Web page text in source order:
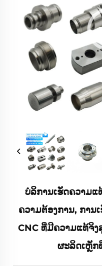
ບໍລິການເຮັດຄວາມແ
ຄວາມຕ້ອງການ, ການ
CNC ທີ່ມີຄວາມແທ້ຈິ
ຜະລິດເຫຼັກ